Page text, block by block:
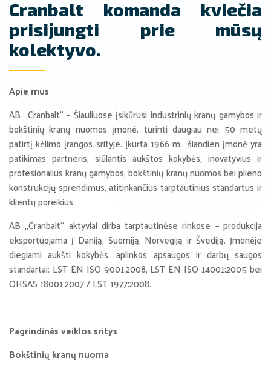
Cranbalt komanda kviečia
prisijungti prie mūsų
kolektyvo.
Apie mus
AB „Cranbalt“ – Šiauliuose įsikūrusi industrinių kranų gamybos ir
bokštinių kranų nuomos įmonė, turinti daugiau nei 50 metų
patirtį kėlimo įrangos srityje. Įkurta 1966 m., šiandien įmonė yra
patikimas partneris, siūlantis aukštos kokybės, inovatyvius ir
profesionalius kranų gamybos, bokštinių kranų nuomos bei plieno
konstrukcijų sprendimus, atitinkančius tarptautinius standartus ir
klientų poreikius.
AB „Cranbalt“ aktyviai dirba tarptautinėse rinkose – produkcija
eksportuojama į Daniją, Suomiją, Norvegiją ir Švediją. Įmonėje
diegiami aukšti kokybės, aplinkos apsaugos ir darbų saugos
standartai: LST EN ISO 9001:2008, LST EN ISO 14001:2005 bei
OHSAS 18001:2007 / LST 1977:2008.
Pagrindinės veiklos sritys
Bokštinių kranų nuoma